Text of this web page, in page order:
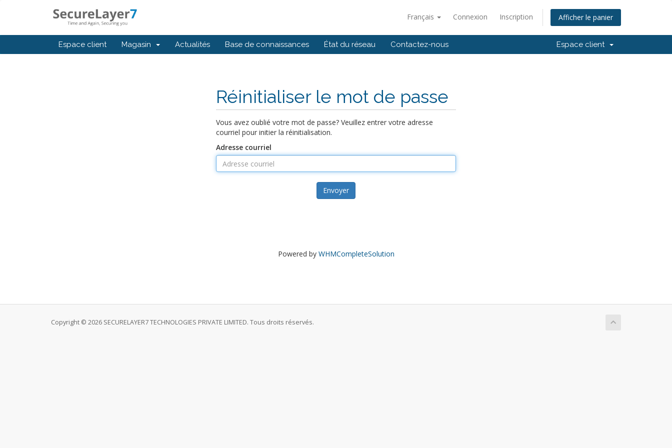
Français Connexion Inscription Afficher le panier
Espace client Magasin Actualités Base de connaissances État du réseau Contactez-nous Espace client
Réinitialiser le mot de passe
Vous avez oublié votre mot de passe? Veuillez entrer votre adresse
courriel pour initier la réinitialisation.
Adresse courriel
Envoyer
Powered by WHMCompleteSolution
Copyright © 2026 SECURELAYER7 TECHNOLOGIES PRIVATE LIMITED. Tous droits réservés.